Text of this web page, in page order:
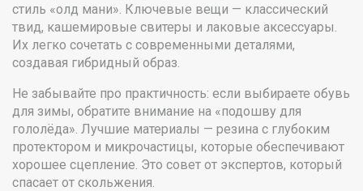
стиль «олд мани». Ключевые вещи — классический
твид, кашемировые свитеры и лаковые аксессуары.
Их легко сочетать с современными деталями,
создавая гибридный образ.
Не забывайте про практичность: если выбираете обувь
для зимы, обратите внимание на «подошву для
гололёда». Лучшие материалы — резина с глубоким
протектором и микрочастицы, которые обеспечивают
хорошее сцепление. Это совет от экспертов, который
спасает от скольжения.